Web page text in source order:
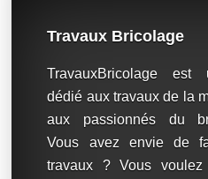
Travaux Bricolage
TravauxBricolage
dédié aux travaux de la
aux passionnés du
Vous avez envie de
travaux ? Vous voulez